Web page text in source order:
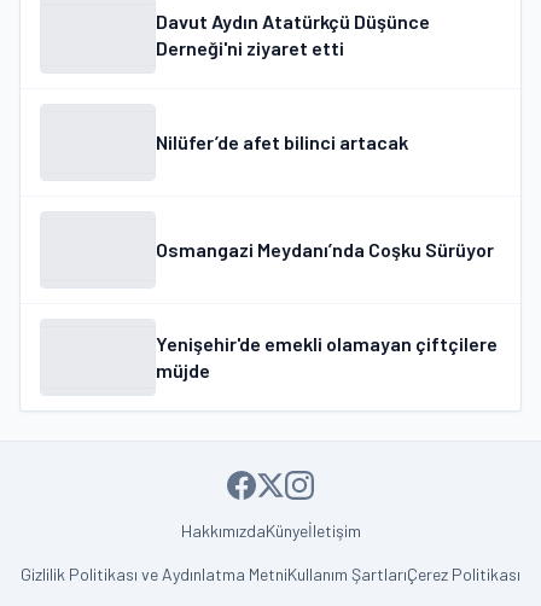
Davut Aydın Atatürkçü Düşünce
Derneği'ni ziyaret etti
Nilüfer’de afet bilinci artacak
Osmangazi Meydanı’nda Coşku Sürüyor
Yenişehir'de emekli olamayan çiftçilere
müjde
HakkımızdaKünyeİletişim
Gizlilik Politikası ve Aydınlatma MetniKullanım ŞartlarıÇerez Politikası